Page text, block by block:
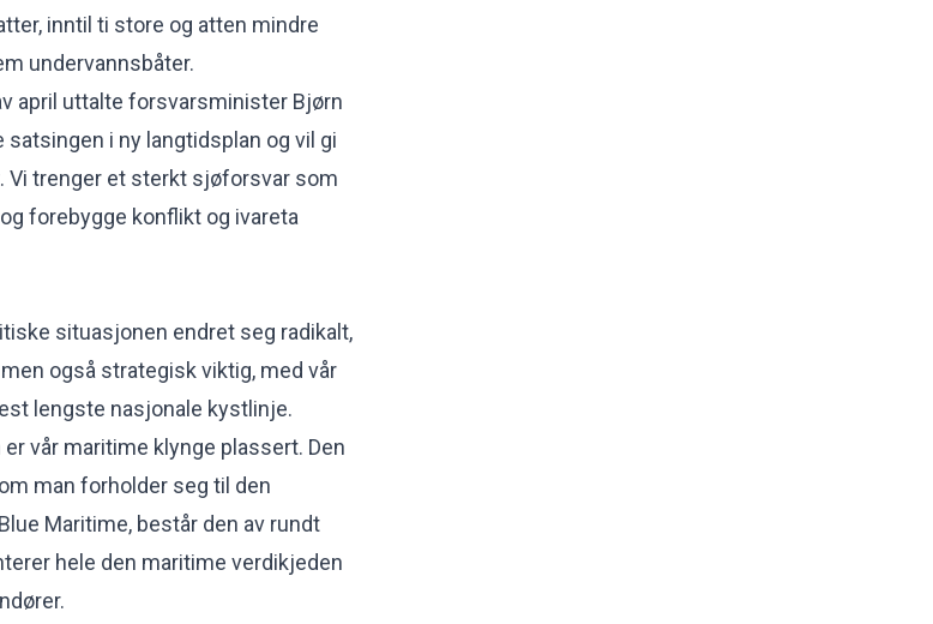
inntil ti store og atten mindre
undervannsbåter.
april uttalte forsvarsminister Bjørn
satsingen i ny langtidsplan og vil gi
Vi trenger et sterkt sjøforsvar som
forebygge konflikt og ivareta
situasjonen endret seg radikalt,
også strategisk viktig, med vår
lengste nasjonale kystlinje.
vår maritime klynge plassert. Den
man forholder seg til den
Maritime, består den av rundt
hele den maritime verdikjeden